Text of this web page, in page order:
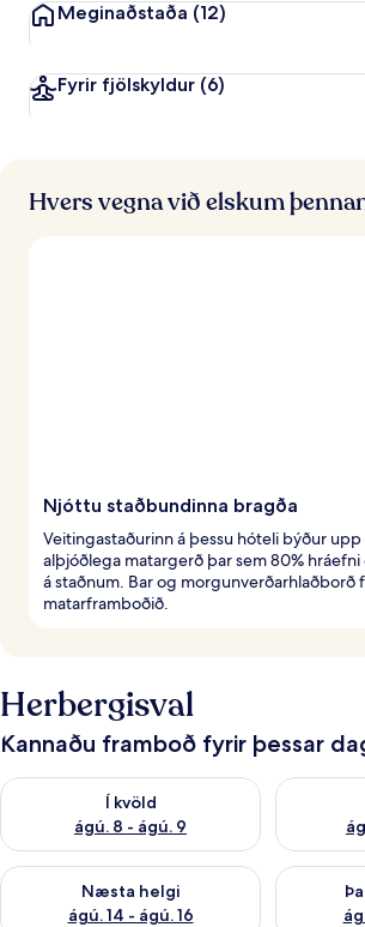
Meginaðstaða (12)
Fyrir fjölskyldur (6)
Hvers vegna við elskum
Njóttu staðbundinna bragða
Veitingastaðurinn á þessu hóteli býður upp
alþjóðlega matargerð þar sem 80%
á staðnum. Bar og morgunverðarhlaðborð
matarframboðið.
Herbergisval
Kannaðu framboð fyrir þessar
Í kvöld
ágú. 8 - ágú. 9
Athuga framboð í kvöld ágú. 8 - ágú. 9
Athuga
Næsta helgi
ágú. 14 - ágú. 16
Athuga framboð næstu helgi ágú. 14 - ágú.
Athuga